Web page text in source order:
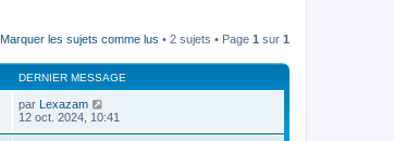
Marquer les sujets comme lus • 2 sujets • Page 1 sur 1
DERNIER MESSAGE
par Lexazam
12 oct. 2024, 10:41